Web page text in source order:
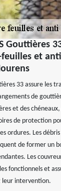
Gouttières
feuilles et
33 assure les
de
et des
de protection
ordures. Les
de former un
Les
fonctionnels et
leur intervention.